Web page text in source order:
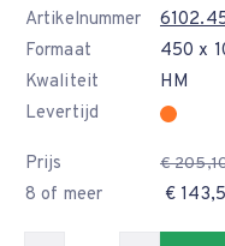
Artikelnummer
Formaat
450 x
Kwaliteit
HM
Levertijd
Prijs €
8 of meer
€